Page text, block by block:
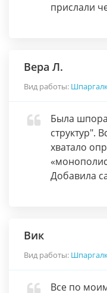
прислали
Вера Л.
Вид работы:
Была
структур".
хватало
Добавила
Вик
Вид работы:
Все по